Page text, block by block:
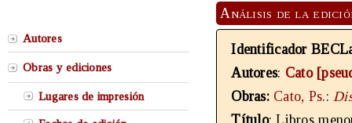
Autores
Obras y ediciones
Lugares de impresión
Análisis de la
Identificador
Autores: Cato
Obras: Cato, Ps.:
Título: Libros